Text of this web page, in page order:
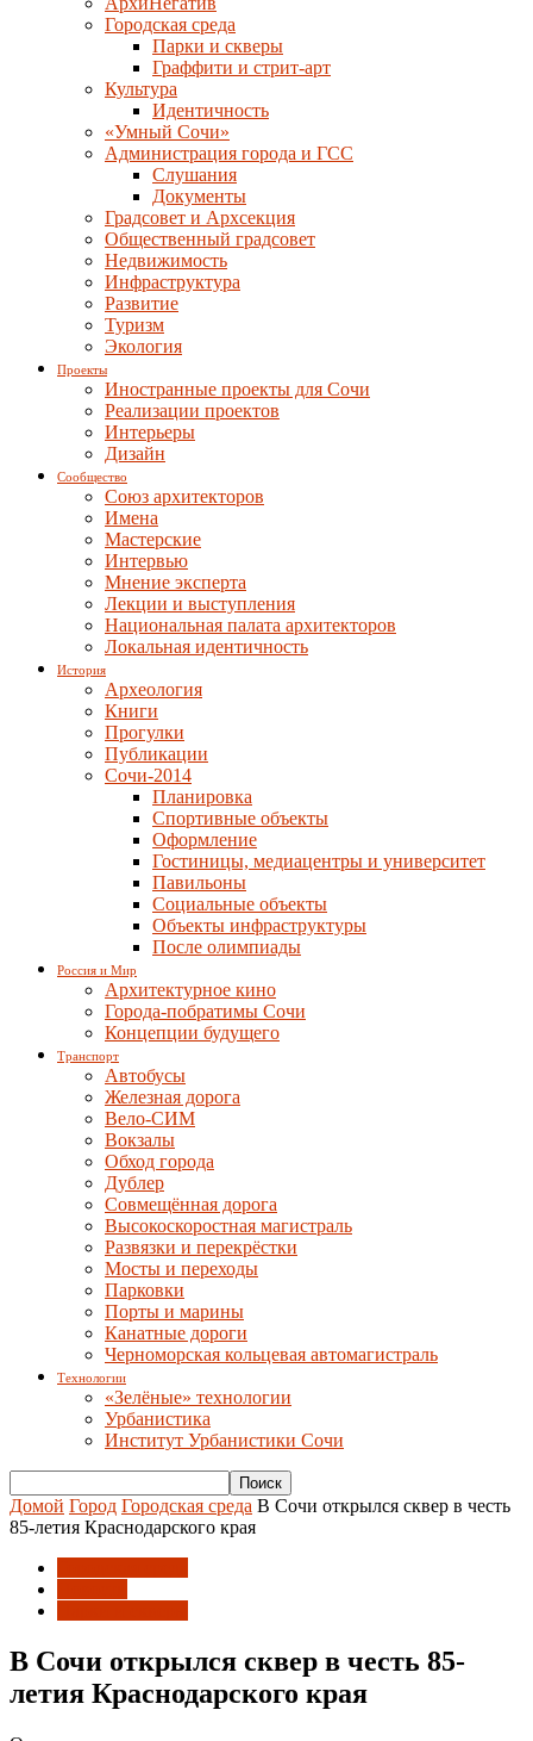
Городская среда
Парки и скверы
Граффити и стрит-арт
Культура
Идентичность
«Умный Сочи»
Администрация города и ГСС
Слушания
Документы
Градсовет и Архсекция
Общественный градсовет
Недвижимость
Инфраструктура
Развитие
Туризм
Экология
Проекты
Иностранные проекты для Сочи
Реализации проектов
Интерьеры
Дизайн
Сообщество
Союз архитекторов
Имена
Мастерские
Интервью
Мнение эксперта
Лекции и выступления
Национальная палата архитекторов
Локальная идентичность
История
Археология
Книги
Прогулки
Публикации
Сочи-2014
Планировка
Спортивные объекты
Оформление
Гостиницы, медиацентры и университет
Павильоны
Социальные объекты
Объекты инфраструктуры
После олимпиады
Россия и Мир
Архитектурное кино
Города-побратимы Сочи
Концепции будущего
Транспорт
Автобусы
Железная дорога
Вело-СИМ
Вокзалы
Обход города
Дублер
Совмещённая дорога
Высокоскоростная магистраль
Развязки и перекрёстки
Мосты и переходы
Парковки
Порты и марины
Канатные дороги
Черноморская кольцевая автомагистраль
Технологии
«Зелёные» технологии
Урбанистика
Институт Урбанистики Сочи
Домой Город Городская среда В Сочи открылся сквер в честь
85-летия Краснодарского края
В Сочи открылся сквер в честь 85-
летия Краснодарского края